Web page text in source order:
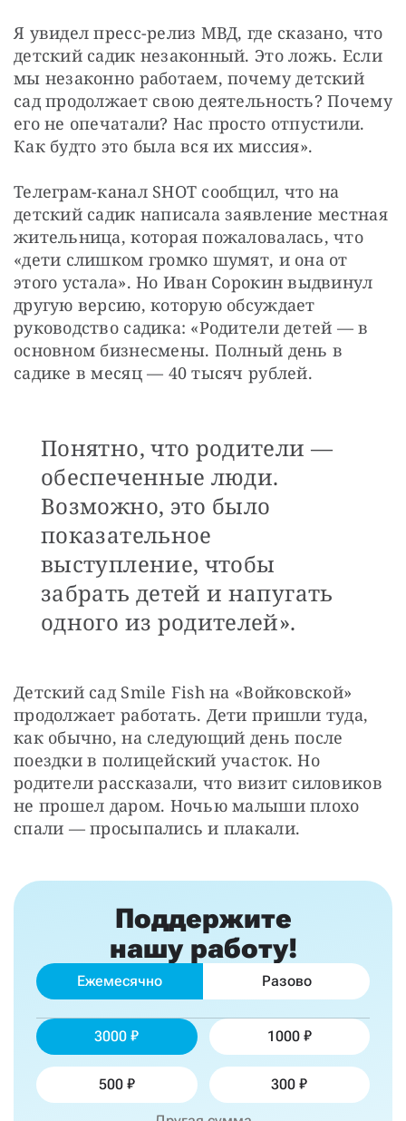
Я увидел пресс-релиз МВД, где сказано, что
детский садик незаконный. Это ложь. Если
мы незаконно работаем, почему детский
сад продолжает свою деятельность? Почему
его не опечатали? Нас просто отпустили.
Как будто это была вся их миссия».
Телеграм-канал SHOT сообщил, что на
детский садик написала заявление местная
жительница, которая пожаловалась, что
«дети слишком громко шумят, и она от
этого устала». Но Иван Сорокин выдвинул
другую версию, которую обсуждает
руководство садика: «Родители детей — в
основном бизнесмены. Полный день в
садике в месяц — 40 тысяч рублей.
Понятно, что родители —
обеспеченные люди.
Возможно, это было
показательное
выступление, чтобы
забрать детей и напугать
одного из родителей».
Детский сад Smile Fish на «Войковской»
продолжает работать. Дети пришли туда,
как обычно, на следующий день после
поездки в полицейский участок. Но
родители рассказали, что визит силовиков
не прошел даром. Ночью малыши плохо
спали — просыпались и плакали.
Поддержите
нашу работу!
Ежемесячно Разово
3000 1000
500 300